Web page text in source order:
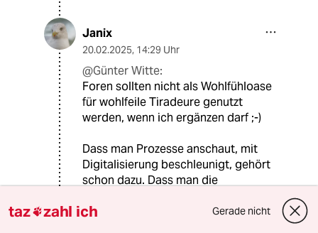
Janix
20.02.2025, 14:29 Uhr
@Günter Witte:
Foren sollten nicht als Wohlfühloase
für wohlfeile Tiradeure genutzt
werden, wenn ich ergänzen darf ;-)
Dass man Prozesse anschaut, mit
Digitalisierung beschleunigt, gehört
schon dazu. Dass man die
(direkt wie indirekt) für Auto, Flug &
taz zahl ich Gerade nicht